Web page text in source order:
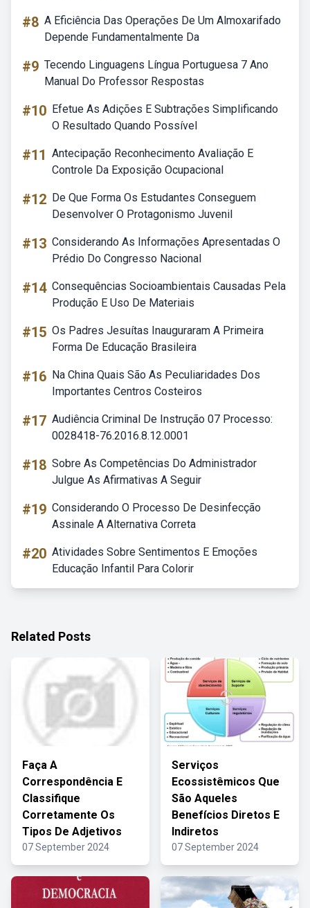
#8 A Eficiência Das Operações De Um Almoxarifado
Depende Fundamentalmente Da
#9 Tecendo Linguagens Língua Portuguesa 7 Ano
Manual Do Professor Respostas
#10 Efetue As Adições E Subtrações Simplificando
O Resultado Quando Possível
#11 Antecipação Reconhecimento Avaliação E
Controle Da Exposição Ocupacional
#12 De Que Forma Os Estudantes Conseguem
Desenvolver O Protagonismo Juvenil
#13 Considerando As Informações Apresentadas O
Prédio Do Congresso Nacional
#14 Consequências Socioambientais Causadas Pela
Produção E Uso De Materiais
#15 Os Padres Jesuítas Inauguraram A Primeira
Forma De Educação Brasileira
#16 Na China Quais São As Peculiaridades Dos
Importantes Centros Costeiros
#17 Audiência Criminal De Instrução 07 Processo:
0028418-76.2016.8.12.0001
#18 Sobre As Competências Do Administrador
Julgue As Afirmativas A Seguir
#19 Considerando O Processo De Desinfecção
Assinale A Alternativa Correta
#20 Atividades Sobre Sentimentos E Emoções
Educação Infantil Para Colorir
Related Posts
Faça A
Correspondência E
Classifique
Corretamente Os
Tipos De Adjetivos
07 September 2024
Serviços
Ecossistêmicos Que
São Aqueles
Benefícios Diretos E
Indiretos
07 September 2024